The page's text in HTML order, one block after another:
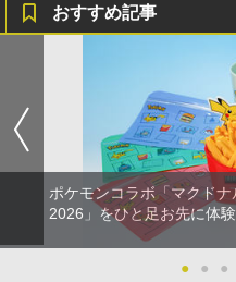
おすすめ記事
ポケモンコラボ「マクド
2026」をひと足お先に体
● ● ●